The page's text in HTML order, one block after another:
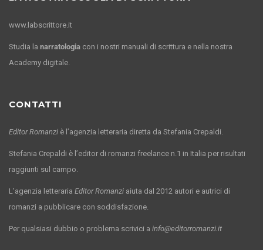
www.labscrittore.it
Studia la narratologia con i nostri manuali di scrittura e nella nostra
Academy digitale.
CONTATTI
Editor Romanzi è l’agenzia letteraria diretta da Stefania Crepaldi.
Stefania Crepaldi è l’editor di romanzi freelance n.1 in Italia per risultati
raggiunti sul campo.
L’agenzia letteraria Editor Romanzi aiuta dal 2012 autori e autrici di
romanzi a pubblicare con soddisfazione.
Per qualsiasi dubbio o problema scrivici a info@editorromanzi.it